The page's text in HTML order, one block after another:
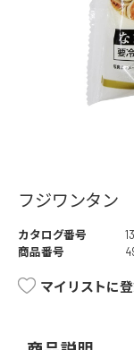
フジワンタ
カタログ番号
商品番号
マイリストに